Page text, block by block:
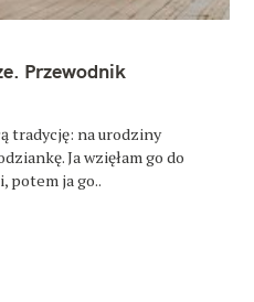
Przewodnik
tradycję: na urodziny
Ja wzięłam go do
potem ja go..